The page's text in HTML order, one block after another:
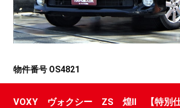
物件番号 OS4821
VOXY ヴォクシー ZS 煌Ⅱ 【特別仕